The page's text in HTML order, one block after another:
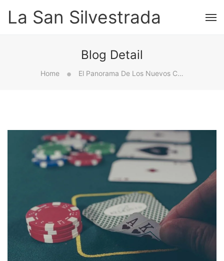
La San Silvestrada
Blog Detail
Home El Panorama De Los Nuevos Casinos Online En España